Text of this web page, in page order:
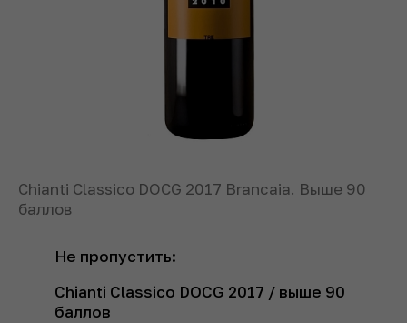
Chianti Classico DOCG 2017 Brancaia. Выше 90
баллов
Не пропустить:
Chianti Classico DOCG 2017 / выше 90
баллов